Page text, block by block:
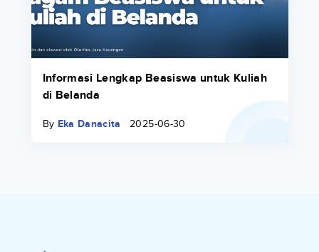
Informasi Lengkap Beasiswa untuk Kuliah
di Belanda
By Eka Danacita 2025-06-30